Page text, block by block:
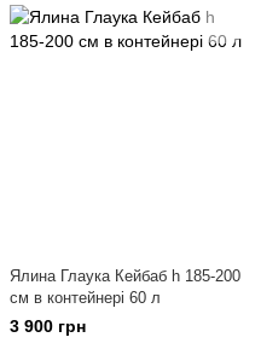
Ялина Глаука Кейбаб h 185-200
см в контейнері 60 л
3 900 грн